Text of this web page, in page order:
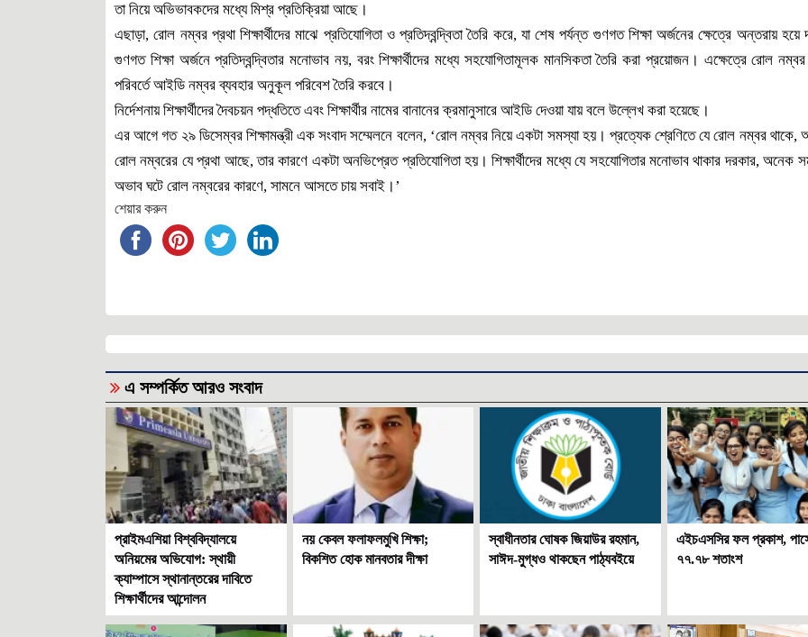
তা নিয়ে অভিভাবকদের মধ্যে মিশ্র প্রতিক্রিয়া আছে।
এছাড়া, রোল নম্বর প্রথা শিক্ষার্থীদের মাঝে প্রতিযোগিতা ও প্রতিদ্বন্দ্বিতা তৈরি করে, যা শেষ পর্যন্ত গুণগত শিক্ষা অর্জনের ক্ষেত্রে অন্তরায় হয়ে
গুণগত শিক্ষা অর্জনে প্রতিদ্বন্দ্বিতার মনোভাব নয়, বরং শিক্ষার্থীদের মধ্যে সহযোগিতামূলক মানসিকতা তৈরি করা প্রয়োজন। এক্ষেত্রে রোল
পরিবর্তে আইডি নম্বর ব্যবহার অনুকূল পরিবেশ তৈরি করবে।
নির্দেশনায় শিক্ষার্থীদের দৈবচয়ন পদ্ধতিতে এবং শিক্ষার্থীর নামের বানানের ক্রমানুসারে আইডি দেওয়া যায় বলে উল্লেখ করা হয়েছে।
এর আগে গত ২৯ ডিসেম্বর শিক্ষামন্ত্রী এক সংবাদ সম্মেলনে বলেন, ‘রোল নম্বর নিয়ে একটা সমস্যা হয়। প্রত্যেক শ্রেণিতে যে রোল নম্বর থাকে,
রোল নম্বরের যে প্রথা আছে, তার কারণে একটা অনভিপ্রেত প্রতিযোগিতা হয়। শিক্ষার্থীদের মধ্যে যে সহযোগিতার মনোভাব থাকার দরকার, অনেক
অভাব ঘটে রোল নম্বরের কারণে, সামনে আসতে চায় সবাই।’
শেয়ার করুন
এ সম্পর্কিত আরও সংবাদ
প্রাইমএশিয়া বিশ্ববিদ্যালয়ে
অনিয়মের অভিযোগ: স্থায়ী
ক্যাম্পাসে স্থানান্তরের দাবিতে
শিক্ষার্থীদের আন্দোলন
নয় কেবল ফলাফলমুখি শিক্ষা;
বিকশিত হোক মানবতার দীক্ষা
স্বাধীনতার ঘোষক জিয়াউর রহমান,
সাঈদ-মুগ্ধও থাকছেন পাঠ্যবইয়ে
এইচএসসির ফল প্রকাশ,
৭৭.৭৮ শতাংশ